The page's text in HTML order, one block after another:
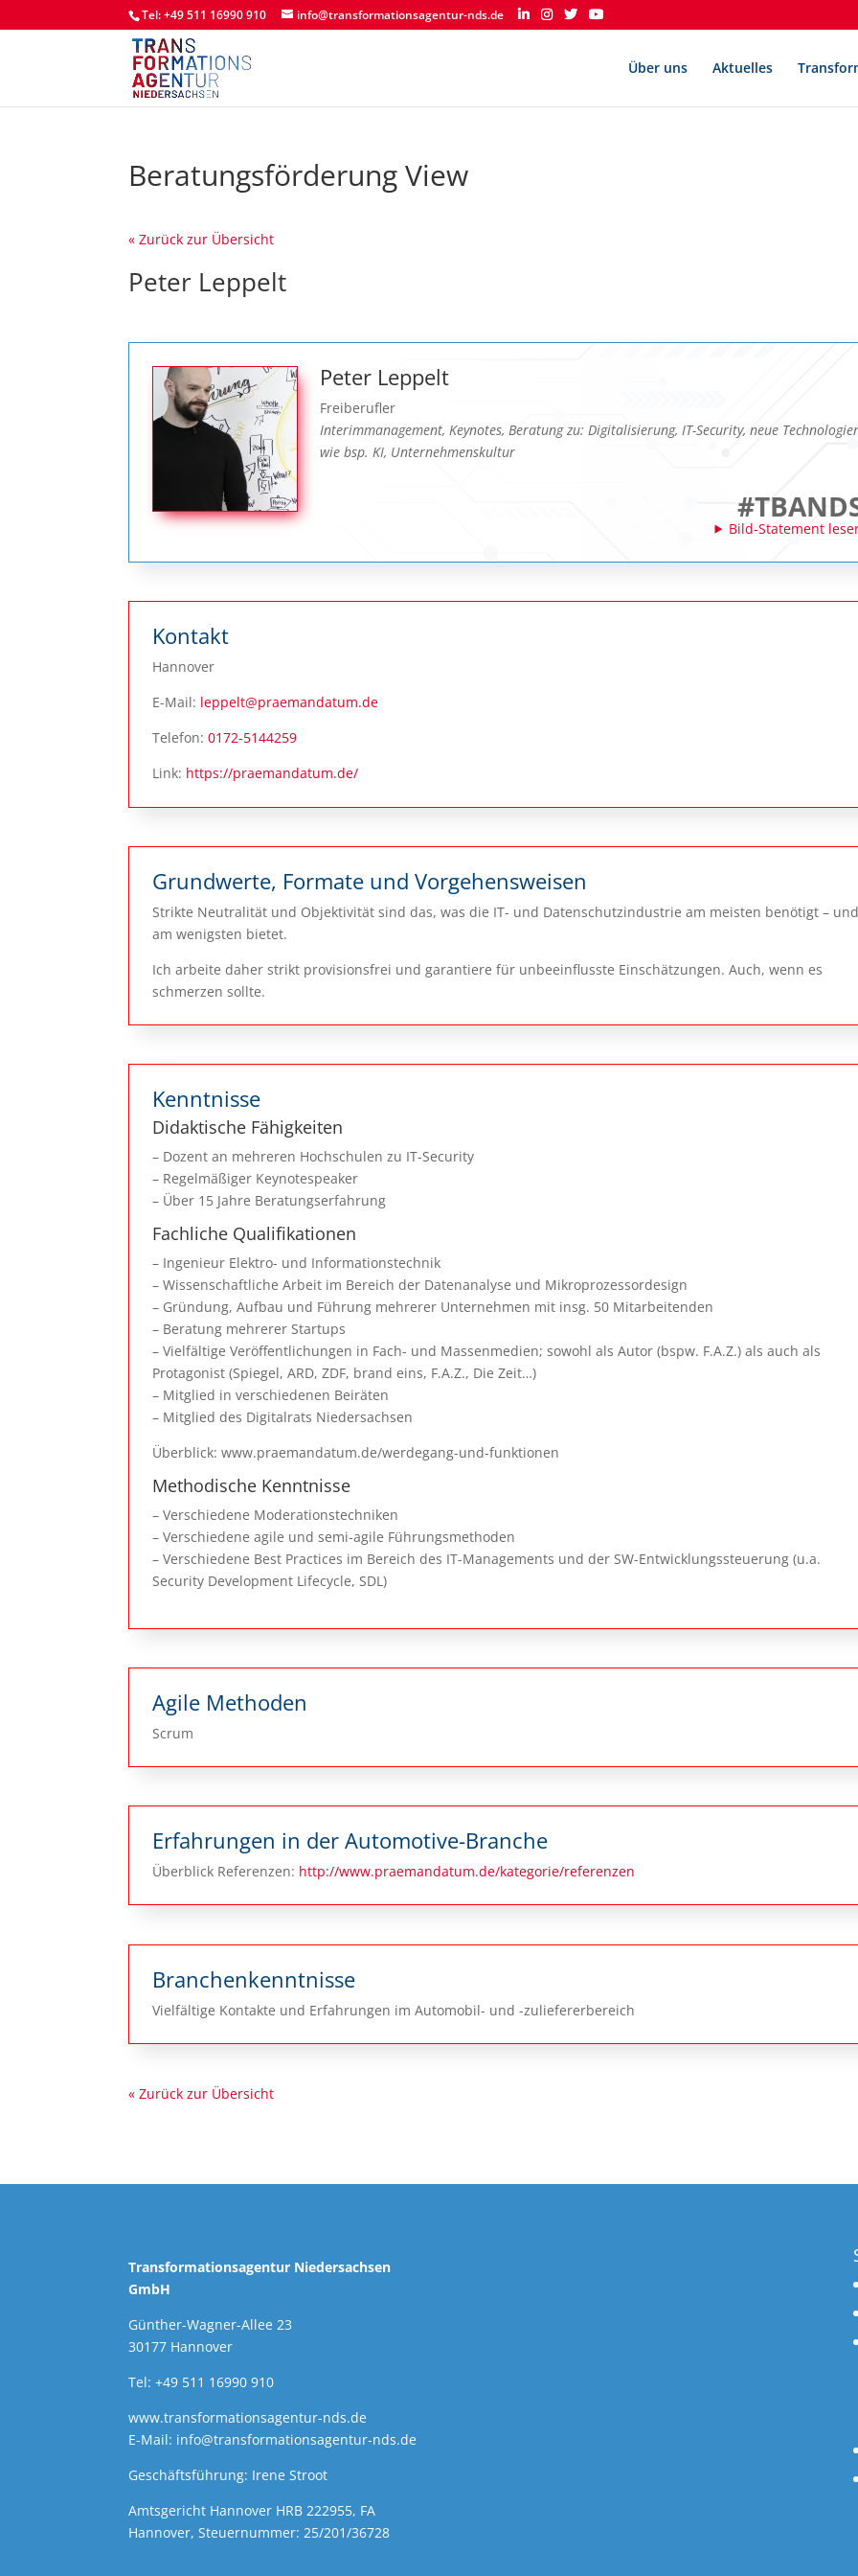
Tel: +49 511 16990 910 info@transformationsagentur-nds.de
Über uns Aktuelles
Beratungsförderung View
« Zurück zur Übersicht
Peter Leppelt
Peter Leppelt
Freiberufler
Interimmanagement, Keynotes, Beratung zu: Digitalisierung, IT-Security, neue
wie bsp. KI, Unternehmenskultur
Bild-Statement
Kontakt
Hannover
E-Mail: leppelt@praemandatum.de
Telefon:0172-5144259
Link: https://praemandatum.de/
Grundwerte, Formate und Vorgehensweisen
Strikte Neutralität und Objektivität sind das, was die IT- und Datenschutzindustrie am meisten benötigt –
am wenigsten bietet.
Ich arbeite daher strikt provisionsfrei und garantiere für unbeeinflusste Einschätzungen. Auch, wenn es
schmerzen sollte.
Kenntnisse
Didaktische Fähigkeiten
– Dozent an mehreren Hochschulen zu IT-Security
– Regelmäßiger Keynotespeaker
– Über 15 Jahre Beratungserfahrung
Fachliche Qualifikationen
– Ingenieur Elektro- und Informationstechnik
– Wissenschaftliche Arbeit im Bereich der Datenanalyse und Mikroprozessordesign
– Gründung, Aufbau und Führung mehrerer Unternehmen mit insg. 50 Mitarbeitenden
– Beratung mehrerer Startups
– Vielfältige Veröffentlichungen in Fach- und Massenmedien; sowohl als Autor (bspw. F.A.Z.) als auch als
Protagonist (Spiegel, ARD, ZDF, brand eins, F.A.Z., Die Zeit…)
– Mitglied in verschiedenen Beiräten
– Mitglied des Digitalrats Niedersachsen
Überblick: www.praemandatum.de/werdegang-und-funktionen
Methodische Kenntnisse
– Verschiedene Moderationstechniken
– Verschiedene agile und semi-agile Führungsmethoden
– Verschiedene Best Practices im Bereich des IT-Managements und der SW-Entwicklungssteuerung (u.a.
Security Development Lifecycle, SDL)
Agile Methoden
Scrum
Erfahrungen in der Automotive-Branche
Überblick Referenzen: http://www.praemandatum.de/kategorie/referenzen
Branchenkenntnisse
Vielfältige Kontakte und Erfahrungen im Automobil- und -zuliefererbereich
« Zurück zur Übersicht
Transformationsagentur Niedersachsen
GmbH
Günther-Wagner-Allee 23
30177 Hannover
Tel: +49 511 16990 910
www.transformationsagentur-nds.de
E-Mail: info@transformationsagentur-nds.de
Geschäftsführung: Irene Stroot
Amtsgericht Hannover HRB 222955, FA
Hannover, Steuernummer: 25/201/36728